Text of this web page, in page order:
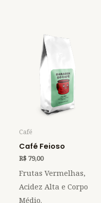
Café
Café Feioso
R$79,00
Frutas Vermelhas,
Acidez Alta e Corpo
Médio.